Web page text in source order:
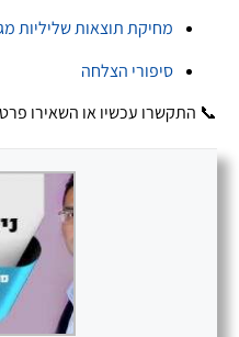
מחיקת תוצאות שליליות
סיפורי הצלחה
📞 התקשרו עכשיו או השאירו